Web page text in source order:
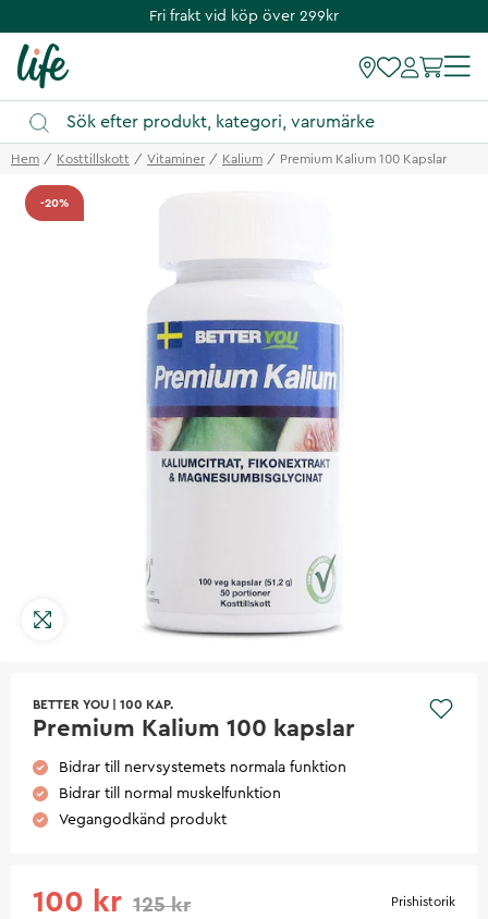
Fri frakt vid köp över 299kr
Hem Kosttillskott Vitaminer Kalium Premium Kalium 100 Kapslar
-20%
BETTER YOU 100 KAP.
Premium Kalium 100 kapslar
Bidrar till nervsystemets normala funktion
Bidrar till normal muskelfunktion
Vegangodkänd produkt
100 kr 125 kr Prishistorik